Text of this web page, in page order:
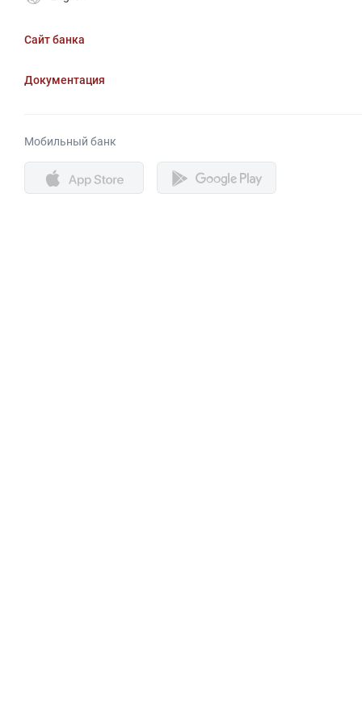
Сайт банка
Документация
Мобильный банк